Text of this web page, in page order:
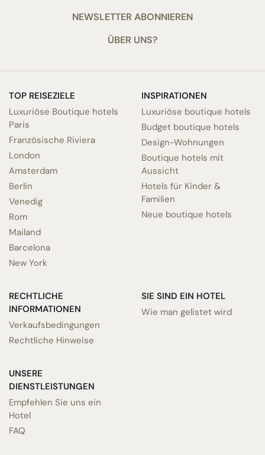
NEWSLETTER ABONNIEREN
ÜBER UNS?
TOP REISEZIELE
Luxuriöse Boutique hotels
Paris
Französische Riviera
London
Amsterdam
Berlin
Venedig
Rom
Mailand
Barcelona
New York
INSPIRATIONEN
Luxuriöse boutique hotels
Budget boutique hotels
Design-Wohnungen
Boutique hotels mit
Aussicht
Hotels für Kinder &
Familien
Neue boutique hotels
RECHTLICHE
INFORMATIONEN
Verkaufsbedingungen
Rechtliche Hinweise
UNSERE
DIENSTLEISTUNGEN
Empfehlen Sie uns ein
Hotel
FAQ
SIE SIND EIN HOTEL
Wie man gelistet wird